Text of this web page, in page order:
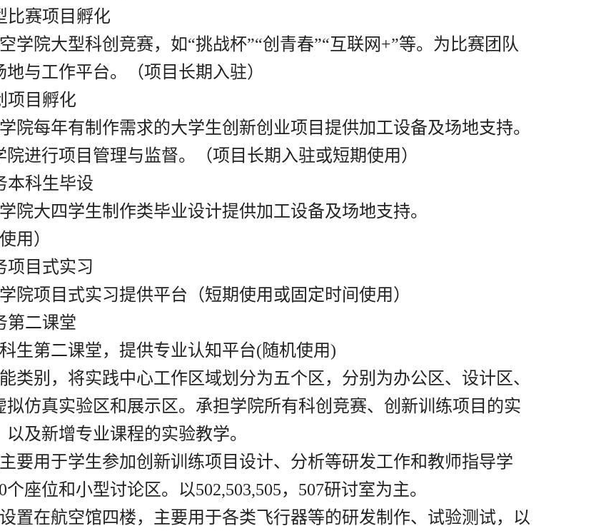
比赛项目孵化
学院大型科创竞赛，如“挑战杯”“创青春”“互联网+”等。为比赛团队
与工作平台。（项目长期入驻）
项目孵化
院每年有制作需求的大学生创新创业项目提供加工设备及场地支持。
院进行项目管理与监督。（项目长期入驻或短期使用）
本科生毕设
院大四学生制作类毕业设计提供加工设备及场地支持。
用）
项目式实习
院项目式实习提供平台（短期使用或固定时间使用）
第二课堂
生第二课堂，提供专业认知平台(随机使用)
类别，将实践中心工作区域划分为五个区，分别为办公区、设计区、
拟仿真实验区和展示区。承担学院所有科创竞赛、创新训练项目的实
以及新增专业课程的实验教学。
要用于学生参加创新训练项目设计、分析等研发工作和教师指导学
个座位和小型讨论区。以502,503,505， 507研讨室为主。
置在航空馆四楼，主要用于各类飞行器等的研发制作、试验测试，以